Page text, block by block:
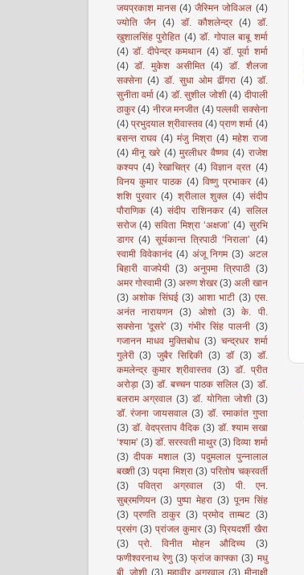
जयप्रकाश मानस (4) जैस्मिन जोविअल (4)
ज्योति जैन
(4) डॉ. कौशलेन्द्र (4)
डॉ.
खुशालसिंह पुरोहित (4) डॉ. गोपाल बाबू शर्मा
(4) डॉ. दीपेन्द्र कमथान (4) डॉ. पूर्वा शर्मा
(4) डॉ. मुकेश असीमित (4) डॉ. शैलजा
सक्सेना (4) डॉ. सुधा ओम ढींगरा (4) डॉ.
सुनीता वर्मा (4) डॉ. सुशील जोशी (4) दीपाली
ठाकुर (4) नीरज मनजीत (4) पल्लवी सक्सेना
(4) प्रभुदयाल श्रीवास्तव (4) प्राण शर्मा (4)
बसन्त राघव (4) मंजु मिश्रा (4) महेश राजा
(4) मीनू खरे (4) मुरलीधर वैष्णव (4) राजेश
कश्यप (4) रेखाचित्र (4) विज्ञान व्रत (4)
विनय कुमार पाठक (4) विष्णु प्रभाकर (4)
शशि पुरवार (4) श्रीलाल शुक्ल (4) संदीप
पौराणिक (4) संदीप राशिनकर (4) सलिल
सरोज (4) सविता मिश्रा ‘अक्षजा’ (4) सुरभि
डागर (4) सूर्यकान्त त्रिपाठी ‘निराला’ (4)
स्वामी विवेकानंद (4) अंजू निगम (3) अटल
बिहारी वाजपेयी (3) अनुपमा त्रिपाठी (3)
अमर गोस्वामी (3) अरुण शेखर (3) अली खान
(3) अशोक सिंघई (3) आशा भाटी (3) एस.
अनंत नारायणन (3) ओशो (3) के. पी.
सक्सेना 'दूसरे' (3) गंभीर सिंह पालनी (3)
गजानन माधव मुक्तिबोध (3) चन्द्रधर शर्मा
गुलेरी (3) जुबैर सिद्दिकी (3) डॉ (3) डॉ.
कमलेन्द्र कुमार श्रीवास्तव (3) डॉ. प्रीत
अरोड़ा (3) डॉ. बच्चन पाठक सलिल (3) डॉ.
बलराम अग्रवाल (3) डॉ. योगिता जोशी (3)
डॉ. रंजना जायसवाल (3) डॉ. रमाकांत गुप्ता
(3) डॉ. वेदप्रताप वैदिक (3) डॉ. श्याम सखा
‘श्याम’ (3) डॉ. सरस्वती माथुर (3) दिव्या शर्मा
(3) दीपक मशाल (3) पदुमलाल पुन्नालाल
बख्शी (3) पद्मा मिश्रा (3) परितोष चक्रवर्ती
(3)
पवित्रा अग्रवाल (3)
पी. एन.
सुब्रमणियन (3) पुष्पा मेहरा (3) पूनम सिंह
(3) प्रणति ठाकुर (3) प्रमोद ताम्बट (3)
प्रसंग (3) प्रांजल कुमार (3) प्रियदर्शी खैरा
(3)
प्रो. विनीत मोहन औदिच्य
(3)
फणीश्वरनाथ रेणु (3) फ्रांज काफ्का (3) मधु
बी. जोशी (3) महावीर अग्रवाल (3) मीनाक्षी